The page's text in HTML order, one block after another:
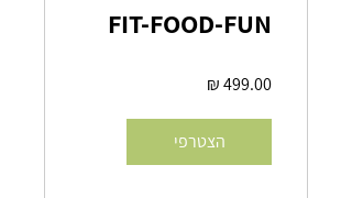
FIT-FOOD-FUN
הצטרפי